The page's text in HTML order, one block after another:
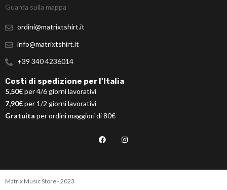
Guarda sulla mappa
ordini@matrixtshirt.it
info@matrixtshirt.it
+39 340 4236014
Costi di spedizione per l'Italia
5,50€per 4/6 giorni lavorativi
7,90€per 1/2 giorni lavorativi
Gratuita per ordini maggiori di 80€
Matrix Music Store - 2023